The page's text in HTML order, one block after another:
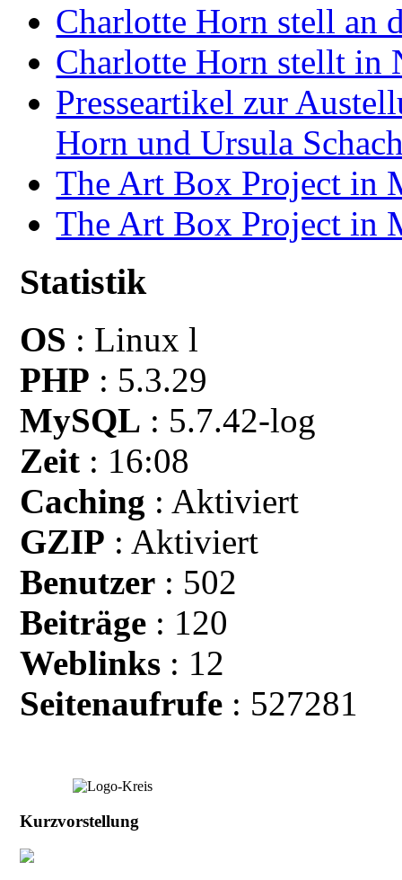
Charlotte Horn stell an
Charlotte Horn stellt in
Presseartikel zur
Horn und Ursula
The Art Box Project in
The Art Box Project in
Statistik
OS : Linux l
PHP : 5.3.29
MySQL : 5.7.42-log
Zeit : 16:08
Caching : Aktiviert
GZIP : Aktiviert
Benutzer : 502
Beiträge : 120
Weblinks : 12
Seitenaufrufe : 527281
Kurzvorstellung